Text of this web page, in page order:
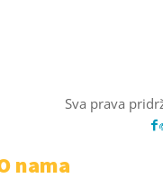
Sva prava
nama